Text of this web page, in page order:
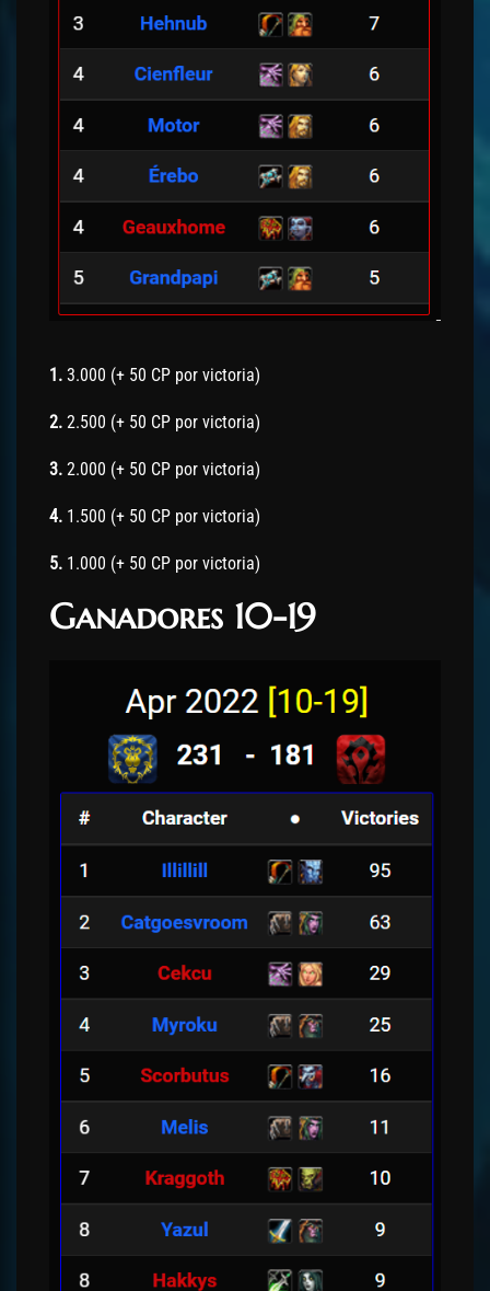
1. 3.000 (+ 50 CP por victoria)
2. 2.500 (+ 50 CP por victoria)
3. 2.000 (+ 50 CP por victoria)
4. 1.500 (+ 50 CP por victoria)
5. 1.000 (+ 50 CP por victoria)
Ganadores 10-19